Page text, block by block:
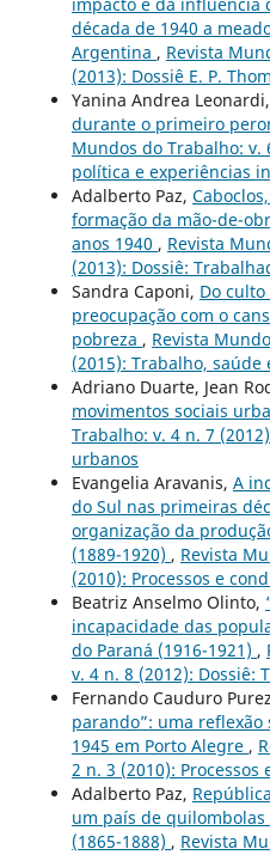
década de 1940 a
Argentina , Revista
(2013): Dossiê E. P.
Yanina Andrea Leonardi,
durante o primeiro
Mundos do Trabalho: v.
política e experiências
Adalberto Paz,
formação da mão-de-
anos 1940 , Revista
(2013): Dossiê:
Sandra Caponi, Do
preocupação com o
pobreza , Revista
(2015): Trabalho,
Adriano Duarte, Jean
movimentos sociais
Trabalho: v. 4 n. 7
urbanos
Evangelia Aravanis, A
do Sul nas primeiras
organização da
(1889-1920) , Revista
(2010): Processos e
Beatriz Anselmo Olinto,
incapacidade das
do Paraná (1916-1921) ,
v. 4 n. 8 (2012): Dossiê:
Fernando Cauduro
parando”: uma
1945 em Porto Alegre ,
2 n. 3 (2010):
Adalberto Paz,
um país de
(1865-1888) , Revista